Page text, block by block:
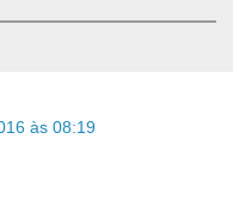
às 08:19